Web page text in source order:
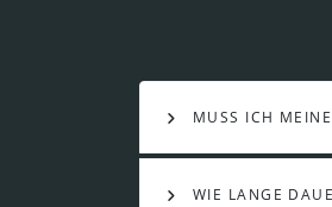
MUSS ICH
WIE LANGE